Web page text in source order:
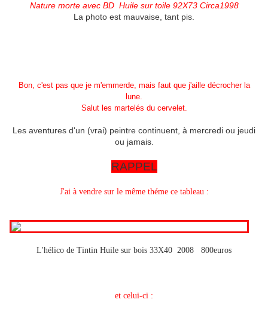
Nature morte avec BD Huile sur toile 92X73 Circa1998
La photo est mauvaise, tant pis.
Bon, c'est pas que je m'emmerde, mais faut que j'aille décrocher la
lune.
Salut les martelés du cervelet.
Les aventures d'un (vrai) peintre continuent, à mercredi ou jeudi
ou jamais.
RAPPEL
J'ai à vendre sur le même théme ce tableau :
L'hélico de Tintin Huile sur bois 33X40 2008 800euros
et celui-ci :